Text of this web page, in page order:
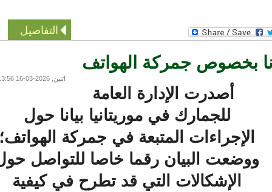
التفاصيل
بخصوص جمركة الهواتف
اثنين, 2026-03-16 13:56
أصدرت الإدارة العامة
للجمارك في موريتانيا بيانا حول
الإجراءات المتبعة في جمركة الهواتف؛
ووضعت البيان رقما خاصا للتواصل حول
الإشكالات التي قد تطرح في كيفية